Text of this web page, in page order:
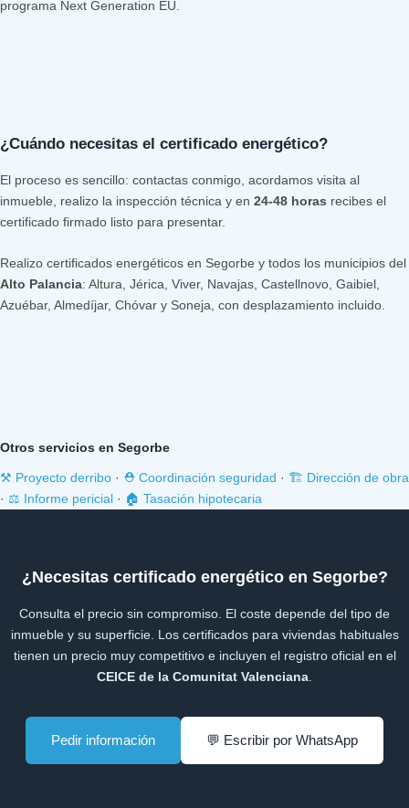
programa Next Generation EU.
¿Cuándo necesitas el certificado energético?
El proceso es sencillo: contactas conmigo, acordamos visita al
inmueble, realizo la inspección técnica y en 24-48 horas recibes el
certificado firmado listo para presentar.
Realizo certificados energéticos en Segorbe y todos los municipios del
Alto Palancia: Altura, Jérica, Viver, Navajas, Castellnovo, Gaibiel,
Azuébar, Almedíjar, Chóvar y Soneja, con desplazamiento incluido.
Otros servicios en Segorbe
⚒️ Proyecto derribo · ⛑️ Coordinación seguridad · 🏗️ Dirección de obra
· ⚖️ Informe pericial · 🏠 Tasación hipotecaria
¿Necesitas certificado energético en Segorbe?
Consulta el precio sin compromiso. El coste depende del tipo de
inmueble y su superficie. Los certificados para viviendas habituales
tienen un precio muy competitivo e incluyen el registro oficial en el
CEICE de la Comunitat Valenciana
Pedir información 💬 Escribir por WhatsApp